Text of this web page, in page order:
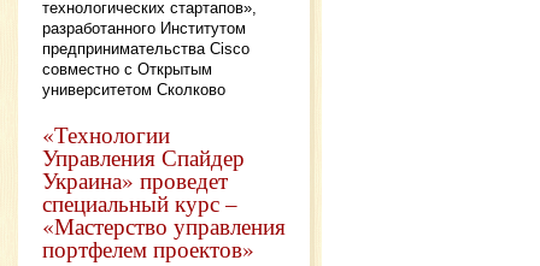
технологических стартапов»,
разработанного Институтом
предпринимательства Cisco
совместно с Открытым
университетом Сколково
«Технологии
Управления Спайдер
Украина» проведет
специальный курс –
«Мастерство управления
портфелем проектов»